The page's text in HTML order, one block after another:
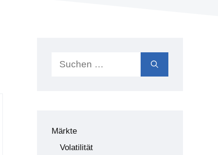
nach:
Märkte
Volatilität